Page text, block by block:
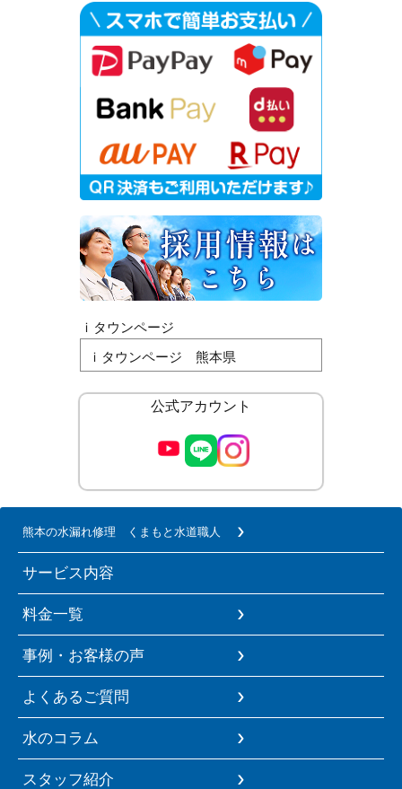
ｉタウンページ
ｉタウンページ 熊本県
公式アカウント
熊本の水漏れ修理 くまもと水道職人
サービス内容
料金一覧
事例・お客様の声
よくあるご質問
水のコラム
スタッフ紹介